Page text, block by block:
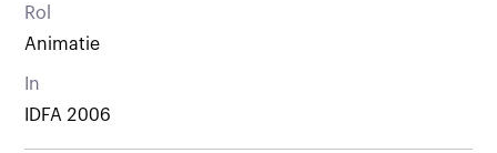
Rol
Animatie
In
IDFA 2006